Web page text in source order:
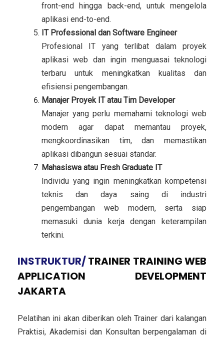
front-end hingga back-end, untuk mengelola
aplikasi end-to-end.
IT Professional dan Software Engineer
Profesional IT yang terlibat dalam proyek
aplikasi web dan ingin menguasai teknologi
terbaru untuk meningkatkan kualitas dan
efisiensi pengembangan.
Manajer Proyek IT atau Tim Developer
Manajer yang perlu memahami teknologi web
modern agar dapat memantau proyek,
mengkoordinasikan tim, dan memastikan
aplikasi dibangun sesuai standar.
Mahasiswa atau Fresh Graduate IT
Individu yang ingin meningkatkan kompetensi
teknis dan daya saing di industri
pengembangan web modern, serta siap
memasuki dunia kerja dengan keterampilan
terkini.
INSTRUKTUR/TRAINER TRAINING WEB
APPLICATION DEVELOPMENT
JAKARTA
Pelatihan ini akan diberikan oleh Trainer dari kalangan
Praktisi, Akademisi dan Konsultan berpengalaman di